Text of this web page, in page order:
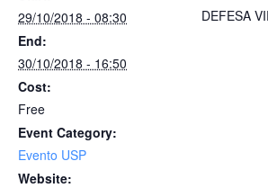
29/10/2018 - 08:30
End:
30/10/2018 - 16:50
Cost:
Free
Event Category:
Evento USP
Website:
DEFESA